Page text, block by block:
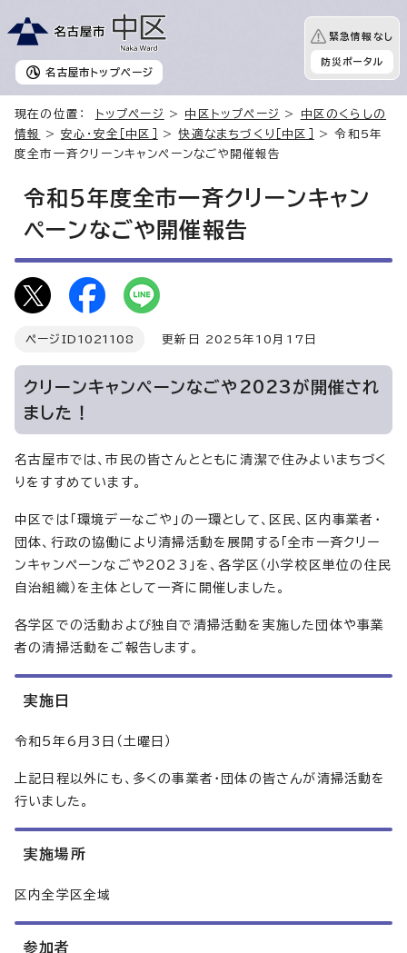
名古屋市 トップページ
緊急情報なし
防災ポータル
現在の位置： トップページ > 中区トップページ >
中区のくらしの
情報
>安心・安全［中区］ >快適なまちづくり［中区］
> 令和5年
度全市一斉クリーンキャンペーンなごや開催報告
令和5年度全市一斉クリーンキャン
ペーンなごや開催報告
ページID 1021108 更新日 2025年10月17日
クリーンキャンペーンなごや2023が開催され
ました！
名古屋市では、市民の皆さんとともに清潔で住みよいまちづく
りをすすめています。
中区では「環境デーなごや」の一環として、区民、区内事業者・
団体、行政の協働により清掃活動を展開する「全市一斉クリー
ンキャンペーンなごや2023」を、各学区（小学校区単位の住民
自治組織）を主体として一斉に開催しました。
各学区での活動および独自で清掃活動を実施した団体や事業
者の清掃活動をご報告します。
実施日
令和5年6月3日（土曜日）
上記日程以外にも、多くの事業者・団体の皆さんが清掃活動を
行いました。
実施場所
区内全学区全域
参加者